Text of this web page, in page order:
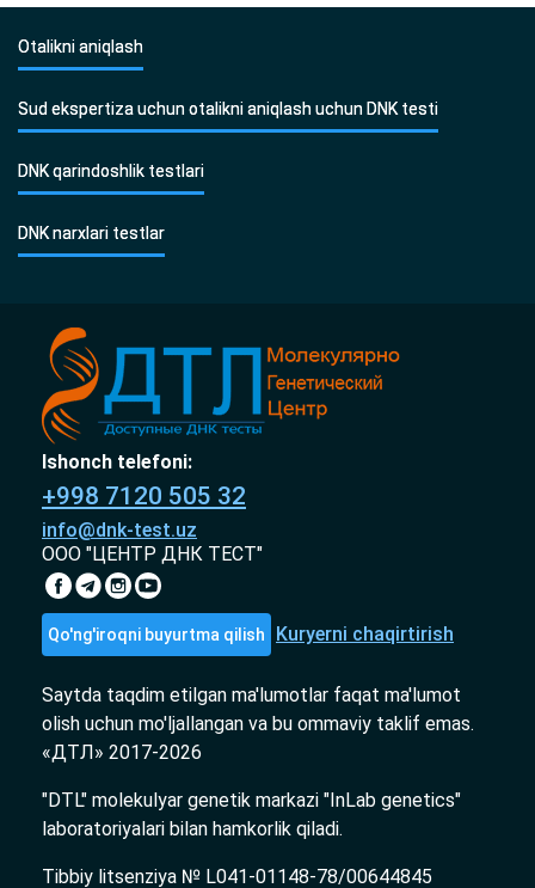
Otalikni aniqlash
Sud ekspertiza uchun otalikni aniqlash uchun DNK testi
DNK qarindoshlik testlari
DNK narxlari testlar
Ishonch telefoni:
+998 7120 505 32
info@dnk-test.uz
ООО "ЦЕНТР ДНК ТЕСТ"
Qo'ng'iroqni buyurtma qilish Kuryerni chaqirtirish
Saytda taqdim etilgan ma'lumotlar faqat ma'lumot
olish uchun mo'ljallangan va bu ommaviy taklif emas.
«ДТЛ» 2017-2026
"DTL" molekulyar genetik markazi "InLab genetics"
laboratoriyalari bilan hamkorlik qiladi.
Tibbiy litsenziya № L041-01148-78/00644845